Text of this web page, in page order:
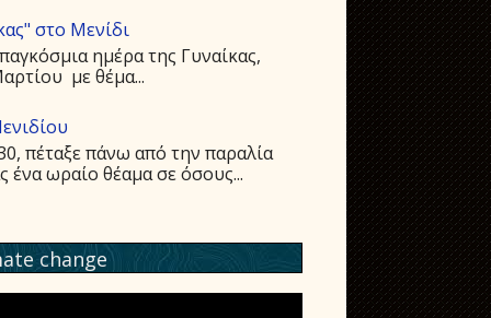
στο Μενίδι
ημέρα της Γυναίκας,
με θέμα...
πέταξε πάνω από την παραλία
ωραίο θέαμα σε όσους...
change